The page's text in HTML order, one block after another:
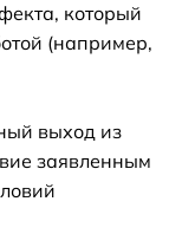
который
(например,
выход из
заявленным